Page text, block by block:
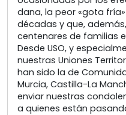
dana, la peor «gota
décadas y que,
centenares de familias
Desde USO, y
nuestras Uniones
han sido la de
Murcia, Castilla-La
enviar nuestras
a quienes están